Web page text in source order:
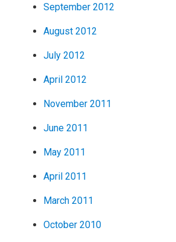
September 2012
August 2012
July 2012
April 2012
November 2011
June 2011
May 2011
April 2011
March 2011
October 2010